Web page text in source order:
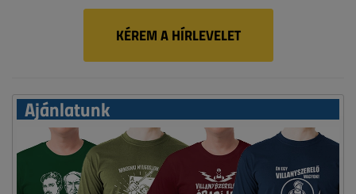
KÉREM A HÍRLEVELET
Ajánlatunk